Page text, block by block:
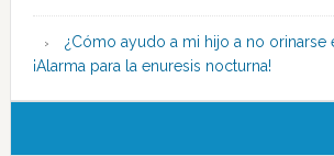
¿Cómo ayudo a mi hijo a no orinarse
¡Alarma para la enuresis nocturna!